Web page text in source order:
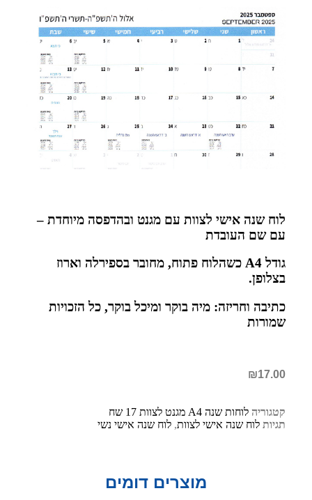
לוח שנה אישי לצוות עם מגנט ובהדפסה מיוחדת –
עם שם העובדת
גודל A4 כשהלוח פתוח, מחובר בספירלה וארוז
בצלופן.
כתיבה וחריזה: מיה בוקר ומיכל בוקר, כל הזכויות
שמורות
₪17.00
קטגוריה לוחות שנה A4 מגנט לצוות 17 שח
תגיות לוח שנה אישי לצוות, לוח שנה אישי נשי
מוצרים דומים